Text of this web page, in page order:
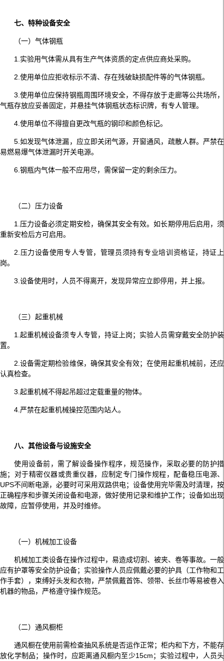
七、特种设备安全
（一）气体钢瓶
1.实验用气体需从具有生产气体资质的定点供应商处采购。
2.使用单位应拒收标示不清、存在残破缺损配件等的气体钢瓶。
3.使用单位应保持钢瓶周围环境安全，不得存放于走廊等公共场所，
气瓶存放应妥善固定，并悬挂气体钢瓶状态标识牌，有专人管理。
4.使用单位不得擅自更改气瓶的钢印和颜色标记。
5.如发现气体泄漏，应立即关闭气源，开窗通风，疏散人群。严禁在
易燃易爆气体泄漏时开关电源。
6.钢瓶内气体一般不应用尽，需保留一定的剩余压力。
（二）压力设备
1.压力设备必须定期安检，确保其安全有效。如长期停用后启用，须
重新安检后方可启用。
2.压力设备使用专人专管，管理员须持有专业培训资格证，持证上
岗。
3.设备使用时，人员不得离开，发现异常应立即停用，并上报。
（三）起重机械
1.起重机械设备须专人专管，持证上岗；实验人员需穿戴安全防护装
置。
2.设备需定期检验维保，确保其安全有效；在使用起重机械前，还应
认真检查。
3.起重机械不得起吊超过定载重量的物体。
4.严禁在起重机械操控范围内站人。
八、其他设备与设施安全
使用设备前，需了解设备操作程序，规范操作，采取必要的防护措
施；对于精密仪器或贵重仪器，应制定专门操作规程，配备稳压电源、
UPS不间断电源，必要时可采用双路供电；设备使用完毕需及时清理，按
正确程序和步骤关闭设备和电源，做好使用记录和维护工作；设备如出现
故障，应暂停使用，并及时维修。
（一）机械加工设备
机械加工类设备在操作过程中，易造成切割、被夹、卷等事故。一般
应有护罩等安全防护设备；实验操作人员应佩戴必要的护具（工作物和工
作手套），束缚好头发和衣物，严禁佩戴首饰、领带、长丝巾等易被卷入
机器的物品，严格遵守操作规范。
（二）通风橱柜
通风橱在使用前需检查抽风系统是否运作正常；柜内和下方，不能存
放化学制品；操作时，应距离通风橱内至少15cm；实验过程中，人员头